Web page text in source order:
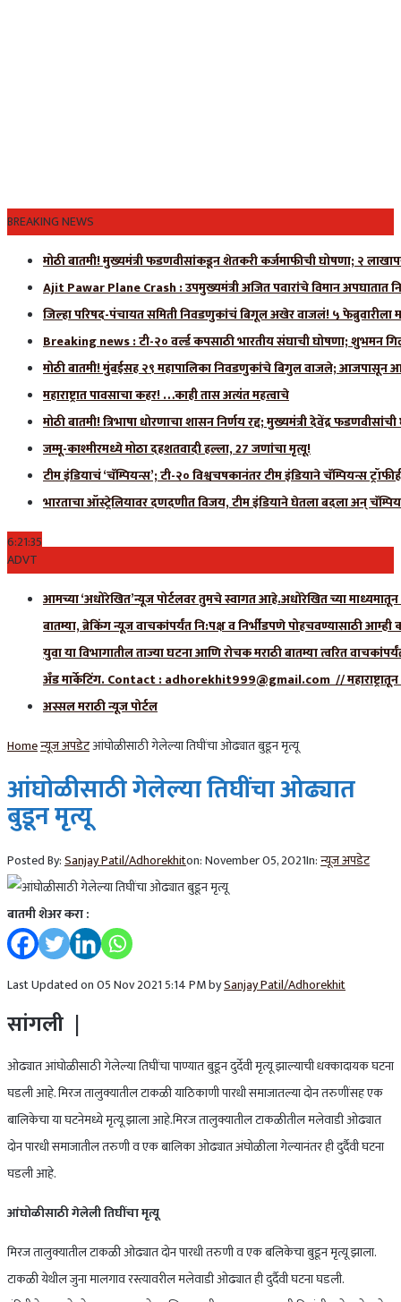
BREAKING NEWS
मोठी बातमी! मुख्यमंत्री फडणवीसांकडून शेतकरी कर्जमाफीची घोषणा; २
Ajit Pawar Plane Crash : उपमुख्यमंत्री अजित पवारांचे विमान अपघातात
जिल्हा परिषद-पंचायत समिती निवडणुकांचं बिगूल अखेर वाजलं! ५ फेब्रुवारीला
Breaking news : टी-२० वर्ल्ड कपसाठी भारतीय संघाची घोषणा; शुभमन
मोठी बातमी! मुंबईसह २९ महापालिका निवडणुकांचे बिगुल वाजले; आजपासून
महाराष्ट्रात पावसाचा कहर! …काही तास अत्यंत महत्वाचे
मोठी बातमी! त्रिभाषा धोरणाचा शासन निर्णय रद्द; मुख्यमंत्री देवेंद्र
जम्मू-काश्मीरमध्ये मोठा दहशतवादी हल्ला, 27 जणांचा मृत्यू!
टीम इंडियाचं ‘चॅम्पियन्स’; टी-२० विश्वचषकानंतर टीम इंडियाने चॅम्पियन्स
भारताचा ऑस्ट्रेलियावर दणदणीत विजय, टीम इंडियाने घेतला बदला अन्
6:21:36
ADVT
आमच्या ‘अधोरेखित’न्यूज पोर्टलवर तुमचे स्वागत आहे.अधोरेखित च्या माध्यमातून
बातम्या, ब्रेकिंग न्यूज वाचकांपर्यंत नि:पक्ष व निर्भीडपणे पोहचवण्यासाठी
युवा या विभागातील ताज्या घटना आणि रोचक मराठी बातम्या त्वरित
अँड मार्केटिंग. Contact : adhorekhit999@gmail.com //
अस्सल मराठी न्यूज पोर्टल
Homeन्यूज अपडेटआंघोळीसाठी गेलेल्या तिघींचा ओढ्यात बुडून मृत्यू
आंघोळीसाठी गेलेल्या तिघींचा ओढ्यात
बुडून मृत्यू
Posted By:Sanjay Patil/Adhorekhiton:November 05, 2021In:न्यूज अपडेट
बातमी शेअर करा :
Last Updated on 05 Nov 2021 5:14 PM bySanjay Patil/Adhorekhit
सांगली |
ओढ्यात आंघोळीसाठी गेलेल्या तिघींचा पाण्यात बुडून दुर्देवी मृत्यू झाल्याची धक्कादायक घटना
घडली आहे. मिरज तालुक्यातील टाकळी याठिकाणी पारधी समाजातल्या दोन तरुणींसह एक
बालिकेचा या घटनेमध्ये मृत्यू झाला आहे.मिरज तालुक्यातील टाकळीतील मलेवाडी ओढ्यात
दोन पारधी समाजातील तरुणी व एक बालिका ओढ्यात अंघोळीला गेल्यानंतर ही दुर्दैवी घटना
घडली आहे.
आंघोळीसाठी गेलेली तिघींचा मृत्यू
मिरज तालुक्यातील टाकळी ओढ्यात दोन पारधी तरुणी व एक बलिकेचा बुडून मृत्यू झाला.
टाकळी येथील जुना मालगाव रस्त्यावरील मलेवाडी ओढ्यात ही दुर्दैवी घटना घडली.